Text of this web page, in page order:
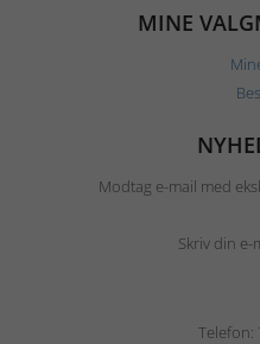
MINE
Modtag e-mail med
Skriv din
Telefon: